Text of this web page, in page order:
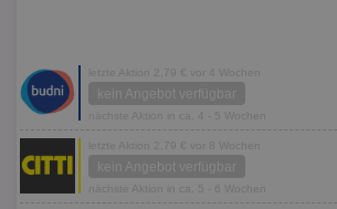
letzte Aktion 2,79 € vor 4 Wochen
kein Angebot verfügbar
nächste Aktion in ca. 4 - 5 Wochen
letzte Aktion 2,79 € vor 8 Wochen
kein Angebot verfügbar
nächste Aktion in ca. 5 - 6 Wochen